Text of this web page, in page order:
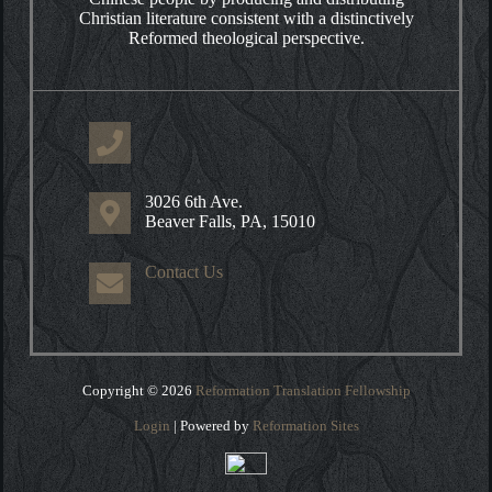
Christian literature consistent with a distinctively
Reformed theological perspective.
3026 6th Ave.
Beaver Falls, PA, 15010
Contact Us
Copyright © 2026Reformation Translation Fellowship
Login | Powered by Reformation Sites